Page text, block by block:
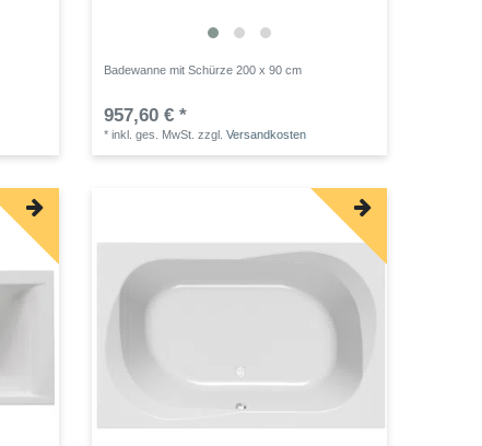
Badewanne mit Schürze 200 x 90 cm
957,60 € *
*inkl. ges. MwSt. zzgl.Versandkosten